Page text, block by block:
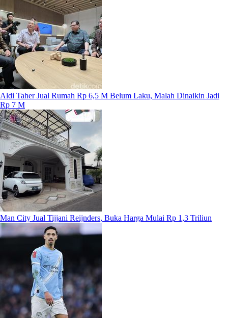
Aldi Taher Jual Rumah Rp 6,5 M Belum Laku, Malah Dinaikin Jadi
Rp 7 M
Man City Jual Tijjani Reijnders, Buka Harga Mulai Rp 1,3 Triliun